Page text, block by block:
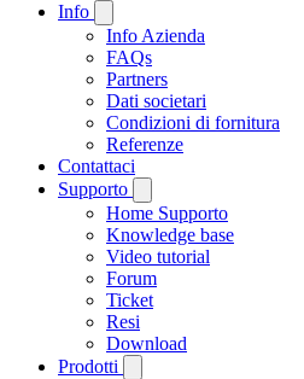
Info
Info Azienda
FAQs
Partners
Dati societari
Condizioni di fornitura
Referenze
Contattaci
Supporto
Home Supporto
Knowledge base
Video tutorial
Forum
Ticket
Resi
Download
Prodotti